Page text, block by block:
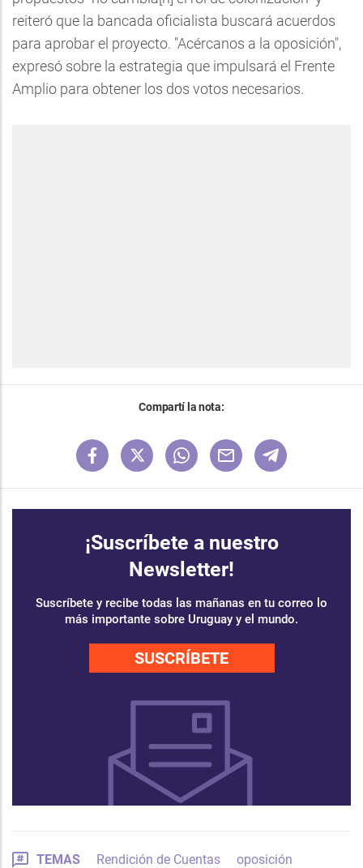
reiteró que la bancada oficialista buscará acuerdos
para aprobar el proyecto. "Acércanos a la oposición",
expresó sobre la estrategia que impulsará el Frente
Amplio para obtener los dos votos necesarios.
Compartí la nota:
¡Suscríbete a nuestro
Newsletter!
Suscríbete y recibe todas las mañanas en tu correo lo
más importante sobre Uruguay y el mundo.
SUSCRÍBETE
TEMAS Rendición de Cuentas oposición